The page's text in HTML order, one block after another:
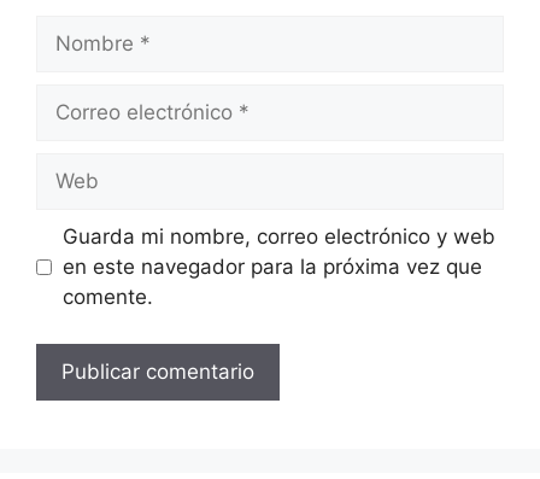
Guarda mi nombre, correo electrónico y web
en este navegador para la próxima vez que
comente.